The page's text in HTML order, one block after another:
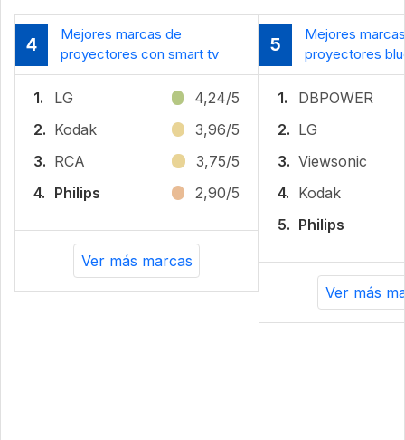
4
Mejores marcas de
proyectores con smart tv
1. LG
4,24/5
2. Kodak
3,96/5
3. RCA
3,75/5
4. Philips 2,90/5
Ver más marcas
5
Mejores
proyectores
1.
DBPOWER
2. LG
3. Viewsonic
4. Kodak
5. Philips
Ver más